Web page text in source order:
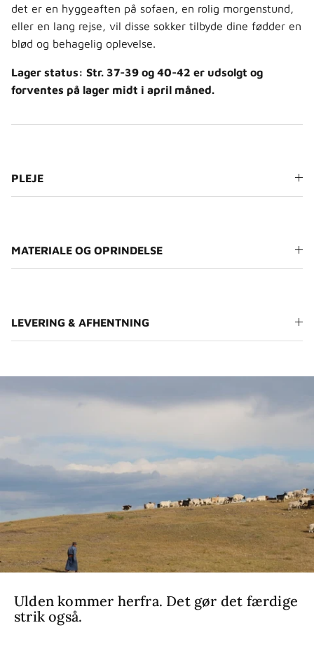
det er en hyggeaften på sofaen, en rolig morgenstund,
eller en lang rejse, vil disse sokker tilbyde dine fødder en
blød og behagelig oplevelse.
Lager status: Str. 37-39 og 40-42 er udsolgt og
forventes på lager midt i april måned.
PLEJE
MATERIALE OG OPRINDELSE
LEVERING & AFHENTNING
Ulden kommer herfra. Det gør det færdige
strik også.